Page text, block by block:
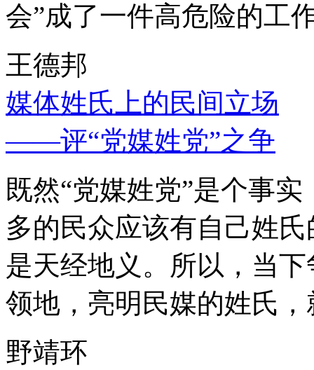
会”成了一件高危险的工
王德邦
媒体姓氏上的民间立场
——评“党媒姓党”之争
既然“党媒姓党”是个事
多的民众应该有自己姓
是天经地义。所以，当
领地，亮明民媒的姓氏
野靖环